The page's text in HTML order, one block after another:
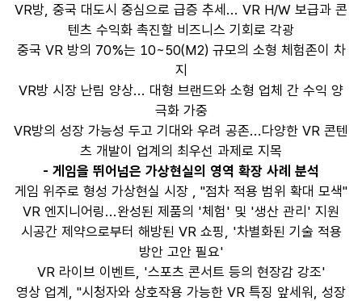
VR방, 중국 대도시 중심으로 급증 추세... VR H/W 보급과 콘
텐츠 수익화 촉진할 비즈니스 기회로 각광
중국 VR 방의 70%는 10~50(M2) 규모의 소형 체험존이 차
지
VR방 시장 난림 양상... 대형 브랜드와 소형 업체 간 수익 양
극화 가중
VR방의 성장 가능성 두고 기대와 우려 공존...다양한 VR 콘텐
츠 개발이 업계의 최우선 과제로 지목
- 게임을 뛰어넘은 가상현실의 영역 확장 사례 분석
게임 위주로 형성 가상현실 시장 , "점차 적용 범위 확대 모색"
VR 엔지니어링...완성된 제품의 '체험' 및 '생산 관리' 지원
시공간 제약으로부터 해방된 VR 쇼핑, '차별화된 기술 적용
방안 고안 필요'
VR 라이브 이벤트, '스포츠 콘서트 등의 현장감 강조'
영상 업계, "시청자와 상호작용 가능한 VR 특징 앞세워, 성장